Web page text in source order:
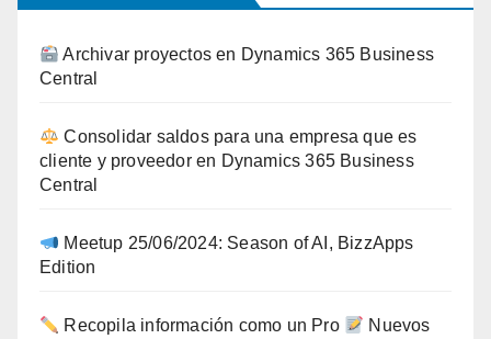
Archivar proyectos en Dynamics 365 Business
Central
Consolidar saldos para una empresa que es
cliente y proveedor en Dynamics 365 Business
Central
Meetup 25/06/2024: Season of AI, BizzApps
Edition
Recopila información como un Pro
Nuevos